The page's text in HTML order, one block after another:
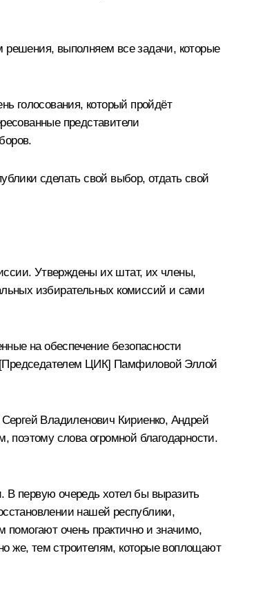
выполняем все задачи, которые
голосования, который пройдёт
представители
сделать свой выбор, отдать свой
Утверждены их штат, их члены,
избирательных комиссий и сами
на обеспечение безопасности
ЦИК] Памфиловой Эллой
Сергей Владиленович Кириенко, Андрей
поэтому слова огромной благодарности.
В первую очередь хотел бы выразить
нашей республики,
помогают очень практично и значимо,
же, тем строителям, которые воплощают